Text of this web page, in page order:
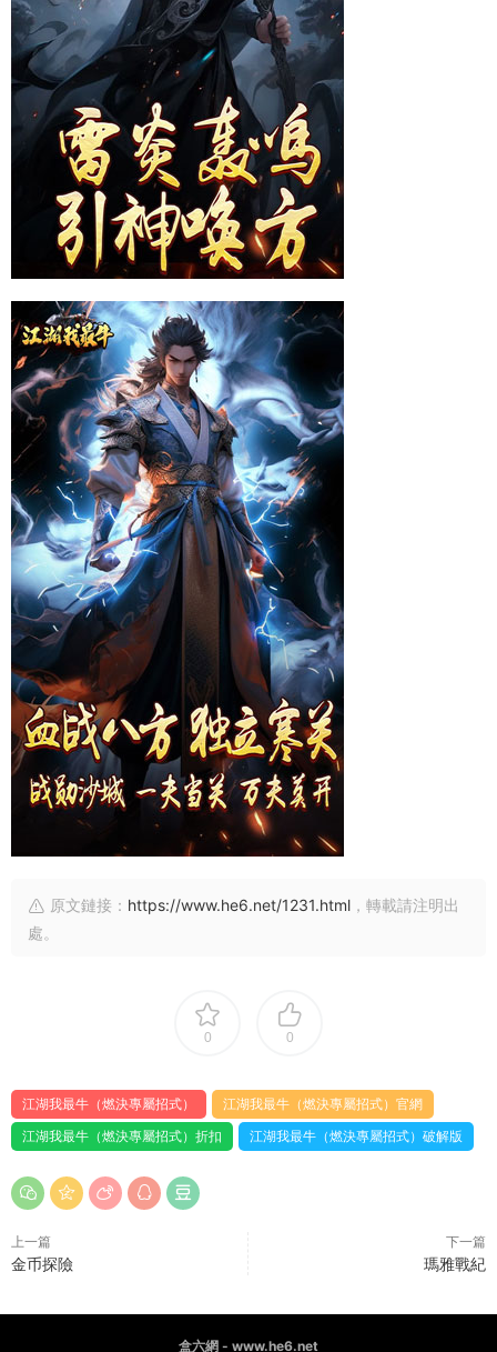
原文鏈接： https://www.he6.net/1231.html ，轉載請注明出
處。
0 0
江湖我最牛（燃決專屬招式）
江湖我最牛（燃決專屬招式）官網
江湖我最牛（燃決專屬招式）折扣
江湖我最牛（燃決專屬招式）破解版
上一篇
金币探險
下一篇
瑪雅戰紀
盒六網 - www.he6.net